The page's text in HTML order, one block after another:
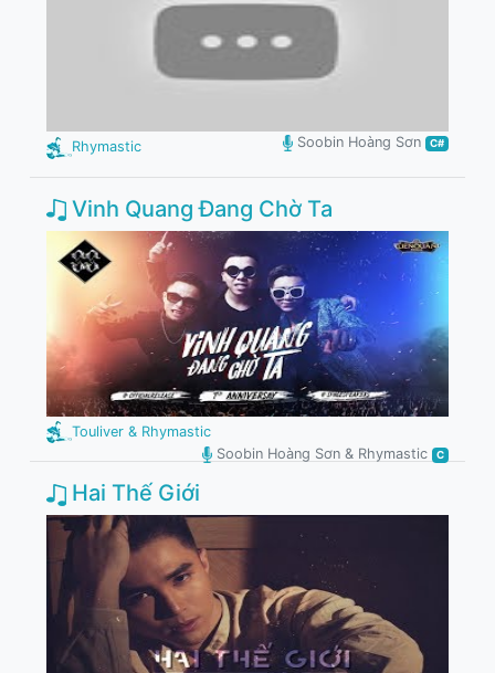
Rhymastic Soobin Hoàng Sơn C#
Vinh Quang Đang Chờ Ta
Touliver & Rhymastic
Soobin Hoàng Sơn & Rhymastic C
Hai Thế Giới